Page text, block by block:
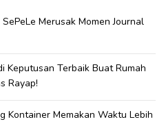
Merusak Momen Journal
Keputusan Terbaik Buat Rumah
Rayap!
Kontainer Memakan Waktu Lebih